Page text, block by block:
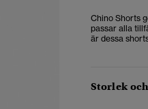
Chino Shorts
passar alla
är dessa
Storlek